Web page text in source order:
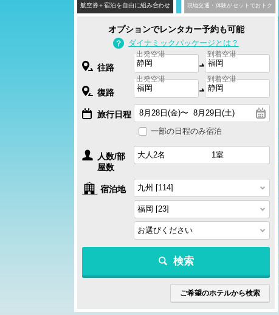
航空券＋宿泊を自由に組み合わせ 現地交通・体験がセットでおトク
オプションでレンタカー予約も可能
ダイナミックパッケージとは？
往路
出発空港 到着空港
復路
出発空港 到着空港
旅行日程
一部の日程のみ宿泊
人数/部
屋数
宿泊地
検索
ご希望のホテルから検索